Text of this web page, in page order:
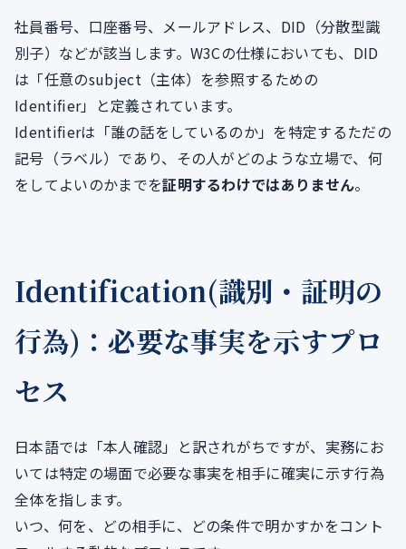
社員番号、口座番号、メールアドレス、DID（分散型識
別子）などが該当します。W3Cの仕様においても、DID
は「任意のsubject（主体）を参照するための
Identifier」と定義されています。
Identifierは「誰の話をしているのか」を特定するただの
記号（ラベル）であり、その人がどのような立場で、何
をしてよいのかまでを証明するわけではありません。
Identification(識別・証明の
行為)：必要な事実を示すプロ
セス
日本語では「本人確認」と訳されがちですが、実務にお
いては特定の場面で必要な事実を相手に確実に示す行為
全体を指します。
いつ、何を、どの相手に、どの条件で明かすかをコント